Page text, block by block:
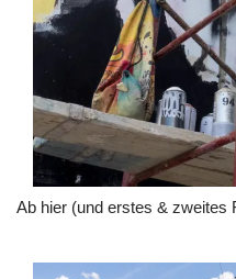
Ab hier (und erstes & zweites